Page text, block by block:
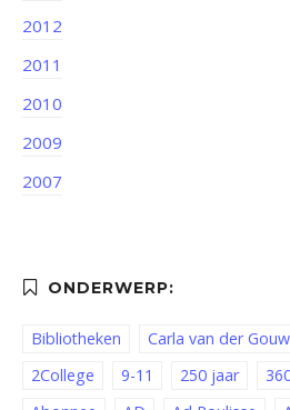
2012
2011
2010
2009
2007
Bibliotheken Carla van der Gouw
2College
9-11 250 jaar